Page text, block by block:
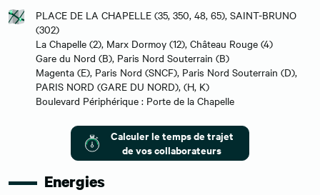
PLACE DE LA CHAPELLE (35, 350, 48, 65), SAINT-BRUNO
(302)
La Chapelle (2), Marx Dormoy (12), Château Rouge (4)
Gare du Nord (B), Paris Nord Souterrain (B)
Magenta (E), Paris Nord (SNCF), Paris Nord Souterrain (D),
PARIS NORD (GARE DU NORD), (H, K)
Boulevard Périphérique : Porte de la Chapelle
Calculer le temps de trajet
de vos collaborateurs
Energies